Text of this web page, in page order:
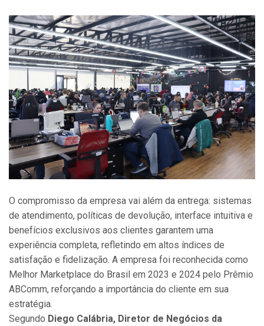
O compromisso da empresa vai além da entrega: sistemas
de atendimento, políticas de devolução, interface intuitiva e
benefícios exclusivos aos clientes garantem uma
experiência completa, refletindo em altos índices de
satisfação e fidelização. A empresa foi reconhecida como
Melhor Marketplace do Brasil em 2023 e 2024 pelo Prêmio
ABComm, reforçando a importância do cliente em sua
estratégia.
Segundo Diego Calábria, Diretor de Negócios da